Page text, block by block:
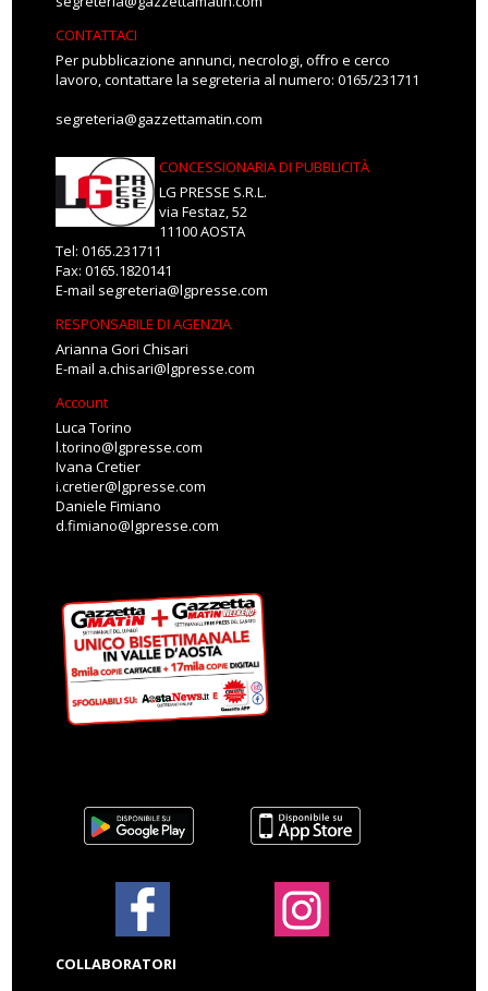
CONTATTACI
Per pubblicazione annunci, necrologi, offro e cerco
lavoro, contattare la segreteria al numero: 0165/231711
segreteria@gazzettamatin.com
CONCESSIONARIA DI PUBBLICITÀ
LG PRESSE S.R.L.
via Festaz, 52
11100 AOSTA
Tel: 0165.231711
Fax: 0165.1820141
E-mail segreteria@lgpresse.com
RESPONSABILE DI AGENZIA
Arianna Gori Chisari
E-mail a.chisari@lgpresse.com
Account
Luca Torino
l.torino@lgpresse.com
Ivana Cretier
i.cretier@lgpresse.com
Daniele Fimiano
d.fimiano@lgpresse.com
COLLABORATORI